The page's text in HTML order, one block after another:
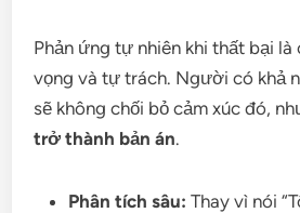
Phản ứng tự nhiên khi thất bại
vọng và tự trách. Người có khả
sẽ không chối bỏ cảm xúc đó,
trở thành bản án.
Phân tích sâu: Thay vì nói